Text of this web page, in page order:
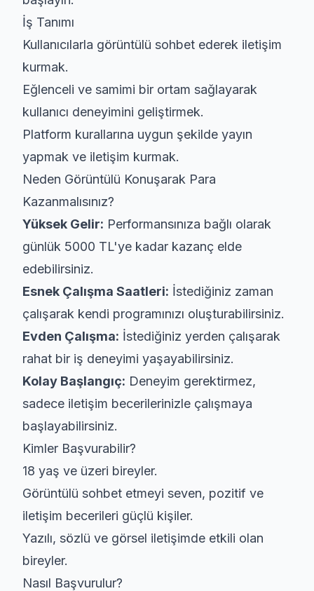
İş Tanımı
Kullanıcılarla görüntülü sohbet ederek iletişim
kurmak.
Eğlenceli ve samimi bir ortam sağlayarak
kullanıcı deneyimini geliştirmek.
Platform kurallarına uygun şekilde yayın
yapmak ve iletişim kurmak.
Neden Görüntülü Konuşarak Para
Kazanmalısınız?
Yüksek Gelir: Performansınıza bağlı olarak
günlük 5000 TL'ye kadar kazanç elde
edebilirsiniz.
Esnek Çalışma Saatleri: İstediğiniz zaman
çalışarak kendi programınızı oluşturabilirsiniz.
Evden Çalışma: İstediğiniz yerden çalışarak
rahat bir iş deneyimi yaşayabilirsiniz.
Kolay Başlangıç: Deneyim gerektirmez,
sadece iletişim becerilerinizle çalışmaya
başlayabilirsiniz.
Kimler Başvurabilir?
18 yaş ve üzeri bireyler.
Görüntülü sohbet etmeyi seven, pozitif ve
iletişim becerileri güçlü kişiler.
Yazılı, sözlü ve görsel iletişimde etkili olan
bireyler.
Nasıl Başvurulur?